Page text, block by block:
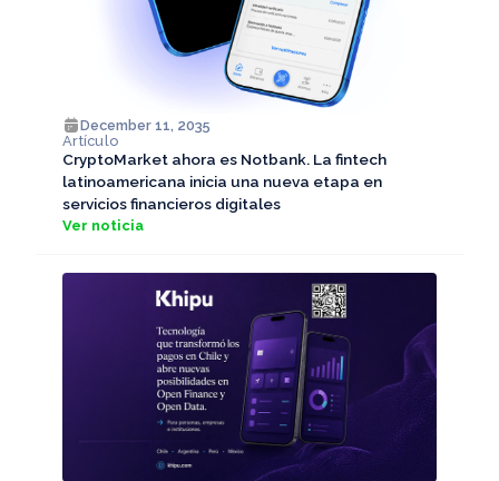
December 11, 2035
Artículo
CryptoMarket ahora es Notbank. La fintech
latinoamericana inicia una nueva etapa en
servicios financieros digitales
Ver noticia